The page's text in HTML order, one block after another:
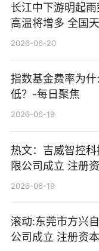
长江中下游明起
高温将增多 全国
2026-06-20
指数基金费率为
低？-每日聚焦
2026-06-19
热文：吉威智控
限公司成立 注册
2026-06-19
滚动:东莞市方兴
公司成立 注册资